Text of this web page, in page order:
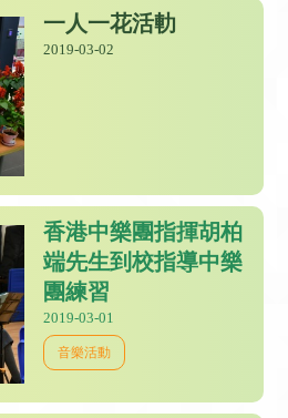
一人一花活䡃
2019-03-02
香港中樂團指揮胡柏
端先生到校指導中樂
團練習
2019-03-01
音樂活動